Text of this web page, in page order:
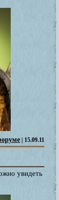
| 15.09.11
увидеть